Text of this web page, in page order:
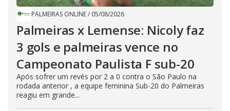
PALMEIRAS ONLINE/ 05/08/2026
Palmeiras x Lemense: Nicoly faz
3 gols e palmeiras vence no
Campeonato Paulista F sub-20
Após sofrer um revés por 2 a 0 contra o São Paulo na
rodada anterior , a equipe feminina Sub-20 do Palmeiras
reagiu em grande...